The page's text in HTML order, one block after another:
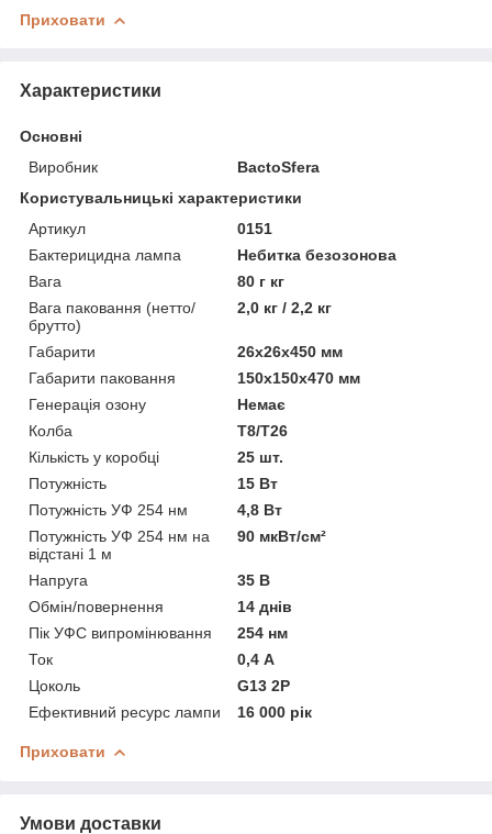
Приховати
Характеристики
Основні
Виробник
BactoSfera
Користувальницькі характеристики
Артикул
0151
Бактерицидна лампа
Небитка безозонова
Вага
80 г кг
Вага паковання (нетто/
брутто)
2,0 кг / 2,2 кг
Габарити
26x26x450 мм
Габарити паковання
150x150x470 мм
Генерація озону
Немає
Колба
T8/T26
Кількість у коробці
25 шт.
Потужність
15 Вт
Потужність УФ 254 нм
4,8 Вт
Потужність УФ 254 нм на
відстані 1 м
90 мкВт/см²
Напруга
35 В
Обмін/повернення
14 днів
Пік УФС випромінювання
254 нм
Ток
0,4 А
Цоколь
G13 2P
Ефективний ресурс лампи
16 000 рік
Приховати
Умови доставки